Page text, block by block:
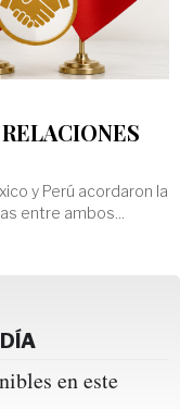
y Perú acordaron la
entre ambos...
en este